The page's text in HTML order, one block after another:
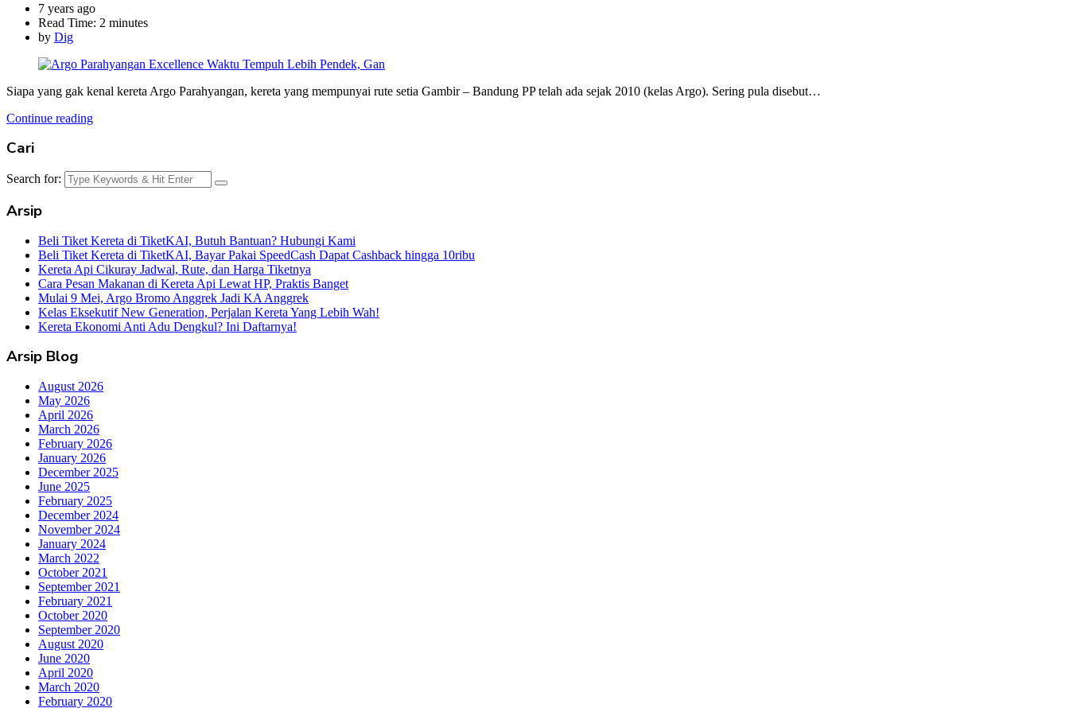
7 years ago
Read Time: 2 minutes
by Dig
Siapa yang gak kenal kereta Argo Parahyangan, kereta yang mempunyai rute setia Gambir – Bandung PP telah ada sejak 2010 (kelas Argo). Sering pula disebut…
Continue reading
Cari
Search for:
Arsip
Beli Tiket Kereta di TiketKAI, Butuh Bantuan? Hubungi Kami
Beli Tiket Kereta di TiketKAI, Bayar Pakai SpeedCash Dapat Cashback hingga 10ribu
Kereta Api Cikuray Jadwal, Rute, dan Harga Tiketnya
Cara Pesan Makanan di Kereta Api Lewat HP, Praktis Banget
Mulai 9 Mei, Argo Bromo Anggrek Jadi KA Anggrek
Kelas Eksekutif New Generation, Perjalan Kereta Yang Lebih Wah!
Kereta Ekonomi Anti Adu Dengkul? Ini Daftarnya!
Arsip Blog
August 2026
May 2026
April 2026
March 2026
February 2026
January 2026
December 2025
June 2025
February 2025
December 2024
November 2024
January 2024
March 2022
October 2021
September 2021
February 2021
October 2020
September 2020
August 2020
June 2020
April 2020
March 2020
February 2020